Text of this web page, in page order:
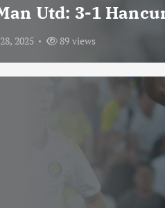
Utd: 3-1
2025 89 views